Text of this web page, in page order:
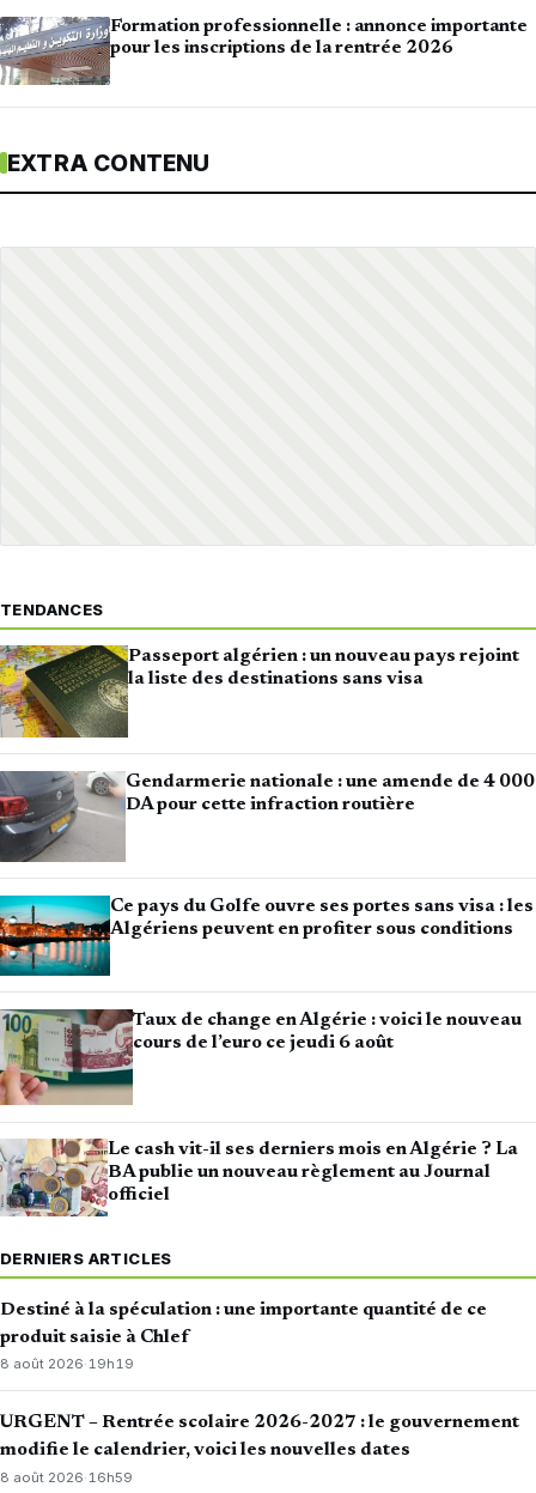
Formation professionnelle : annonce importante
pour les inscriptions de la rentrée 2026
EXTRA CONTENU
TENDANCES
Passeport algérien : un nouveau pays rejoint
la liste des destinations sans visa
Gendarmerie nationale : une amende de 4 000
DA pour cette infraction routière
Ce pays du Golfe ouvre ses portes sans visa : les
Algériens peuvent en profiter sous conditions
Taux de change en Algérie : voici le nouveau
cours de l’euro ce jeudi 6 août
Le cash vit-il ses derniers mois en Algérie ? La
BA publie un nouveau règlement au Journal
officiel
DERNIERS ARTICLES
Destiné à la spéculation : une importante quantité de ce
produit saisie à Chlef
8 août 2026·19h19
URGENT – Rentrée scolaire 2026-2027 : le gouvernement
modifie le calendrier, voici les nouvelles dates
8 août 2026·16h59